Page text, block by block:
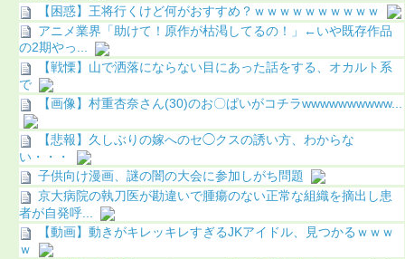
【困惑】王将行くけど何がおすすめ？ｗｗｗｗｗｗｗｗｗｗ
アニメ業界「助けて！原作が枯渇してるの！」←いや既存作品
の2期やっ...
【戦慄】山で洒落にならない目にあった話をする、オカルト系
で
【画像】村重杏奈さん(30)のお〇ぱいがコチラwwwwwwwwww...
【悲報】久しぶりの嫁へのセ◯クスの誘い方、わからな
い・・・
子供向け漫画、謎の闇の大会に参加しがち問題
京大病院の執刀医が勘違いで腫瘍のない正常な組織を摘出し患
者が自発呼...
【動画】動きがキレッキレすぎるJKアイドル、見つかるｗｗｗ
ｗ